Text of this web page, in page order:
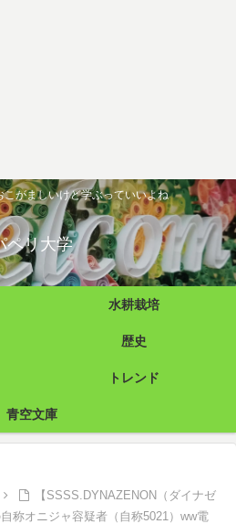
こがましいけど学ぶっていいよね
ペリ大学
水耕栽培
歴史
トレンド
青空文庫
【SSSS.DYNAZENON（ダイナゼ
称オニジャ容疑者（自称5021）ww電